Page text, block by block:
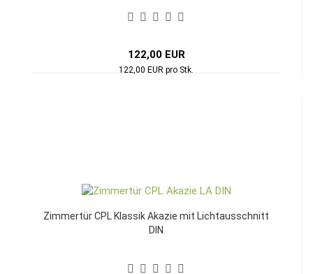
122,00 EUR
122,00 EUR pro Stk.
Zimmertür CPL Klassik Akazie mit Lichtausschnitt
DIN